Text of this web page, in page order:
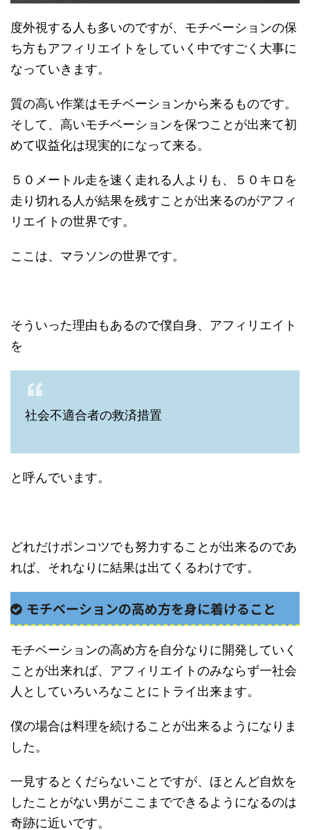
度外視する人も多いのですが、モチベーションの保
ち方もアフィリエイトをしていく中ですごく大事に
なっていきます。
質の高い作業はモチベーションから来るものです。
そして、高いモチベーションを保つことが出来て初
めて収益化は現実的になって来る。
５０メートル走を速く走れる人よりも、５０キロを
走り切れる人が結果を残すことが出来るのがアフィ
リエイトの世界です。
ここは、マラソンの世界です。
そういった理由もあるので僕自身、アフィリエイト
を
社会不適合者の救済措置
と呼んでいます。
どれだけポンコツでも努力することが出来るのであ
れば、それなりに結果は出てくるわけです。
モチベーションの高め方を身に着けること
モチベーションの高め方を自分なりに開発していく
ことが出来れば、アフィリエイトのみならず一社会
人としていろいろなことにトライ出来ます。
僕の場合は料理を続けることが出来るようになりま
した。
一見するとくだらないことですが、ほとんど自炊を
したことがない男がここまでできるようになるのは
奇跡に近いです。